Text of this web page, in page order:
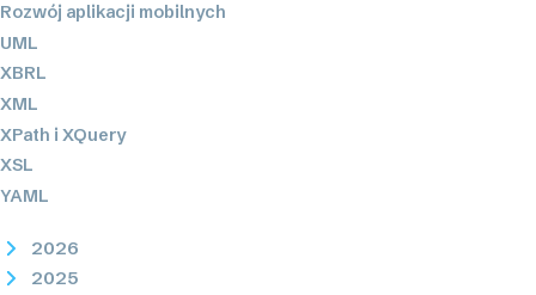
Rozwój aplikacji mobilnych
UML
XBRL
XML
XPath i XQuery
XSL
YAML
2026
2025